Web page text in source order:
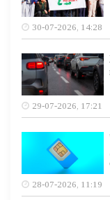
30-07-2026, 14:28
29-07-2026, 17:21
28-07-2026, 11:19